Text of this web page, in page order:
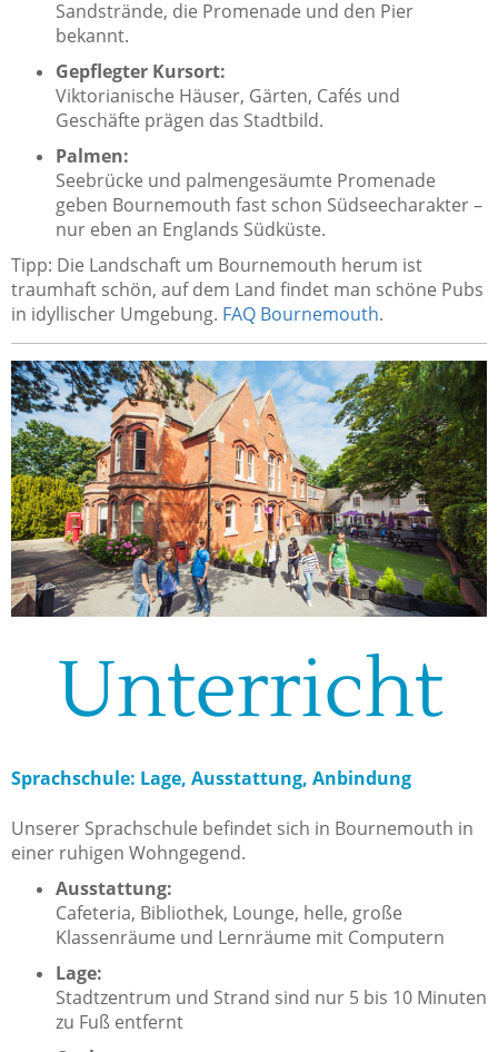
Sandstrände, die Promenade und den Pier
bekannt.
Gepflegter Kursort:
Viktorianische Häuser, Gärten, Cafés und
Geschäfte prägen das Stadtbild.
Palmen:
Seebrücke und palmengesäumte Promenade
geben Bournemouth fast schon Südseecharakter –
nur eben an Englands Südküste.
Tipp: Die Landschaft um Bournemouth herum ist
traumhaft schön, auf dem Land findet man schöne Pubs
in idyllischer Umgebung. FAQ Bournemouth.
Unterricht
Sprachschule: Lage, Ausstattung, Anbindung
Unserer Sprachschule befindet sich in Bournemouth in
einer ruhigen Wohngegend.
Ausstattung:
Cafeteria, Bibliothek, Lounge, helle, große
Klassenräume und Lernräume mit Computern
Lage:
Stadtzentrum und Strand sind nur 5 bis 10 Minuten
zu Fuß entfernt